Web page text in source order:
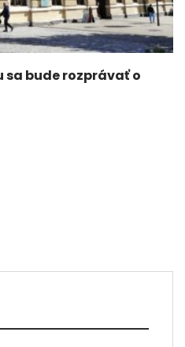
sa bude rozprávať o